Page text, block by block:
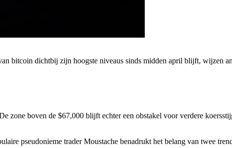
bitcoin dichtbij zijn hoogste niveaus sinds midden april blijft, wijzen
boven de $67,000 blijft echter een obstakel voor verdere
pseudonieme trader Moustache benadrukt het belang van twee